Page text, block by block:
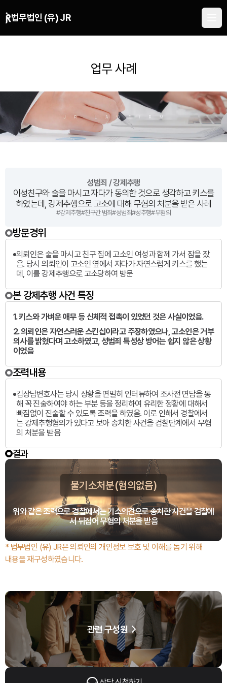
법무법인 (유) JR
업무 사례
성범죄 / 강제추행
이성친구와 술을 마시고 자다가 동의한 것으로 생각하고 키스를
하였는데, 강제추행으로 고소에 대해 무혐의 처분을 받은 사례
#강제추행#친구간 범죄#성범죄#성추행#무혐의
방문경위
의뢰인은 술을 마시고 친구 집에 고소인 여성과 함께 가서 잠을 잤
음. 당시 의뢰인이 고소인 옆에서 자다가 자연스럽게 키스를 했는
데, 이를 강제추행으로 고소당하여 방문
본 강제추행 사건 특징
1. 키스와 가벼운 애무 등 신체적 접촉이 있었던 것은 사실이었음.
2. 의뢰인은 자연스러운 스킨십이라고 주장하였으나, 고소인은 거부
의사를 밝혔다며 고소하였고, 성범죄 특성상 방어는 쉽지 않은 상황
이었음
조력내용
김상남변호사는 당시 상황을 면밀히 인터뷰하여 조사전 면담을 통
해 꼭 진술하여야 하는 부분 등을 정리하여 유리한 정황에 대해서
빠짐없이 진술할 수 있도록 조력을 하였음. 이로 인해서 경찰에서
는 강제추행혐의가 있다고 보아 송치한 사건을 검찰단계에서 무혐
의 처분을 받음
결과
불기소처분(혐의없음)
위와 같은 조력으로 경찰에서는 기소의견으로 송치한 사건을 검찰에
서 뒤집어 무혐의 처분을 받음
* 법무법인 (유) JR은 의뢰인의 개인정보 보호 및 이해를 돕기 위해
내용을 재구성하였습니다.
관련 구성원